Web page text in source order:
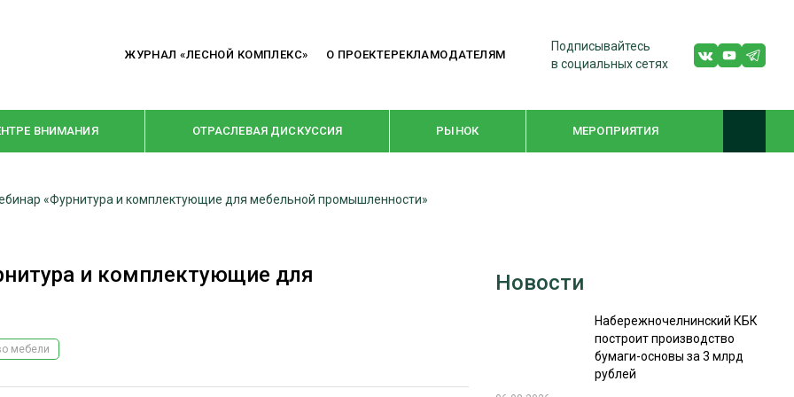
ЖУРНАЛ «ЛЕСНОЙ КОМПЛЕКС» О ПРОЕКТЕРЕКЛАМОДАТЕЛЯМ
Подписывайтесь
в социальных сетях
ВНИМАНИЯ ОТРАСЛЕВАЯ ДИСКУССИЯ РЫНОК МЕРОПРИЯТИЯ
ДОМОСТРОЕНИЕ
РУБРИКИ
КРУПНЫМ ПЛАНОМ WOODEX-2021
СУШКА ДРЕВЕСИНЫ
«Фурнитура и комплектующие для мебельной промышленности»
и комплектующие для
мебели
Новости
Набережночелнинский КБК
построит производство
бумаги-основы за 3 млрд
рублей